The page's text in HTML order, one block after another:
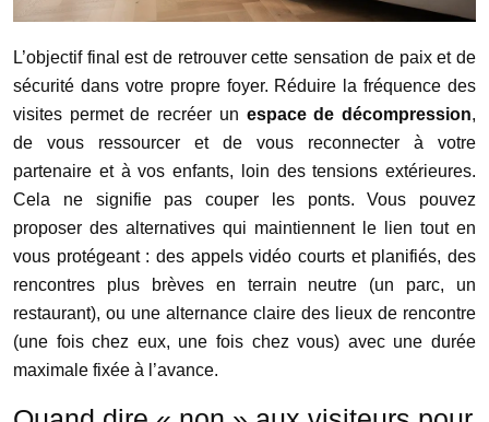
L’objectif final est de retrouver cette sensation de paix et de
sécurité dans votre propre foyer. Réduire la fréquence des
visites permet de recréer un espace de décompression,
de vous ressourcer et de vous reconnecter à votre
partenaire et à vos enfants, loin des tensions extérieures.
Cela ne signifie pas couper les ponts. Vous pouvez
proposer des alternatives qui maintiennent le lien tout en
vous protégeant : des appels vidéo courts et planifiés, des
rencontres plus brèves en terrain neutre (un parc, un
restaurant), ou une alternance claire des lieux de rencontre
(une fois chez eux, une fois chez vous) avec une durée
maximale fixée à l’avance.